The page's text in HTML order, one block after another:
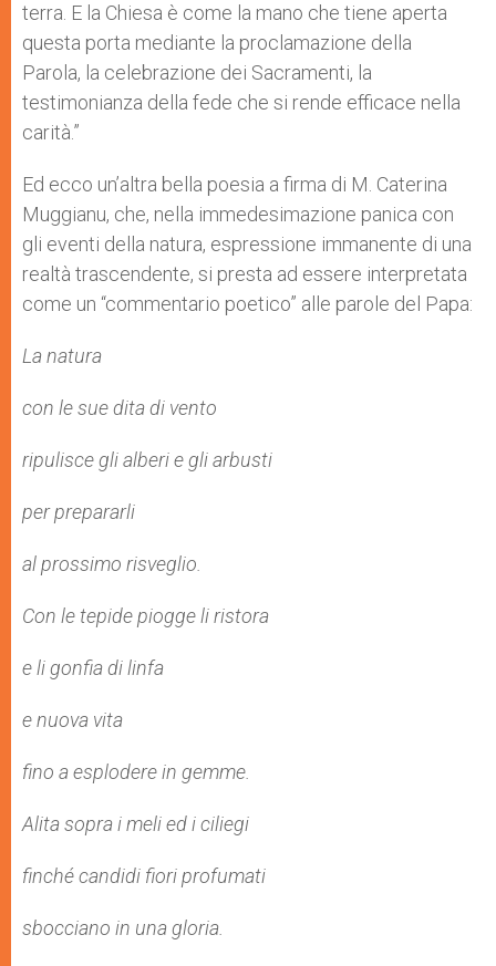
terra. E la Chiesa è come la mano che tiene aperta
questa porta mediante la proclamazione della
Parola, la celebrazione dei Sacramenti, la
testimonianza della fede che si rende efficace nella
carità.”
Ed ecco un’altra bella poesia a firma di M. Caterina
Muggianu, che, nella immedesimazione panica con
gli eventi della natura, espressione immanente di una
realtà trascendente, si presta ad essere interpretata
come un “commentario poetico” alle parole del Papa:
La natura
con le sue dita di vento
ripulisce gli alberi e gli arbusti
per prepararli
al prossimo risveglio.
Con le tepide piogge li ristora
e li gonfia di linfa
e nuova vita
fino a esplodere in gemme.
Alita sopra i meli ed i ciliegi
finché candidi fiori profumati
sbocciano in una gloria.